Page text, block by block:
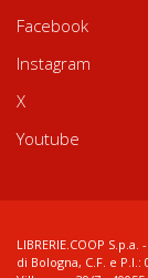
Facebook
Instagram
X
Youtube
LIBRERIE.COOP
di Bologna, C.F. e P.I.: